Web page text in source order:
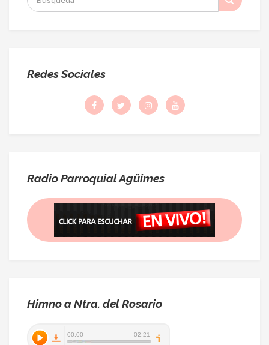
:
Redes Sociales
Radio Parroquial Agüimes
Himno a Ntra. del Rosario